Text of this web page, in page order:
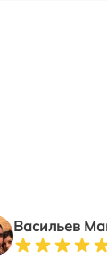
Васильев